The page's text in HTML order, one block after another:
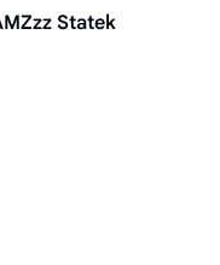
Statek